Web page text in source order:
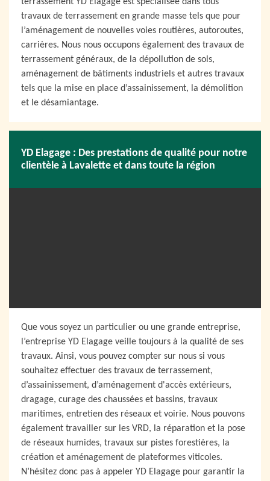
travaux de terrassement en grande masse tels que pour
l’aménagement de nouvelles voies routières, autoroutes,
carrières. Nous nous occupons également des travaux de
terrassement généraux, de la dépollution de sols,
aménagement de bâtiments industriels et autres travaux
tels que la mise en place d’assainissement, la démolition
et le désamiantage.
YD Elagage : Des prestations de qualité pour notre
clientèle à Lavalette et dans toute la région
Que vous soyez un particulier ou une grande entreprise,
l’entreprise YD Elagage veille toujours à la qualité de ses
travaux. Ainsi, vous pouvez compter sur nous si vous
souhaitez effectuer des travaux de terrassement,
d’assainissement, d’aménagement d'accès extérieurs,
dragage, curage des chaussées et bassins, travaux
maritimes, entretien des réseaux et voirie. Nous pouvons
également travailler sur les VRD, la réparation et la pose
de réseaux humides, travaux sur pistes forestières, la
création et aménagement de plateformes viticoles.
N’hésitez donc pas à appeler YD Elagage pour garantir la